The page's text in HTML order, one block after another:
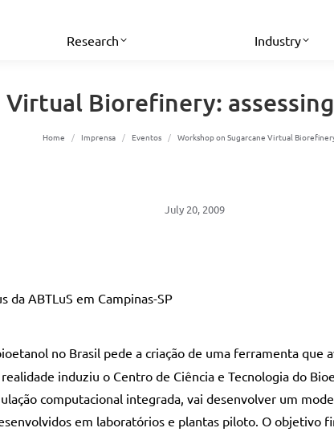
Research Industry
Biorefinery:
You are here:
Home Imprensa Eventos Workshop on Sugarcane Virtual
July 20, 2009
da ABTLuS em Campinas-SP
no Brasil pede a criação de uma ferramenta
induziu o Centro de Ciência e Tecnologia do
computacional integrada, vai desenvolver um
em laboratórios e plantas piloto. O objetivo